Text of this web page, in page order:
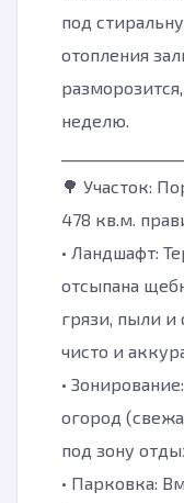
под
отопления
неделю.
🌳 Участок:
478 кв.м.
• Ландшафт:
отсыпана
грязи, пыли и
чисто и
•
огород
под зону
• Парковка: